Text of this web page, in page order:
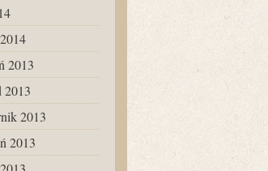
2013
2013
2013
2013